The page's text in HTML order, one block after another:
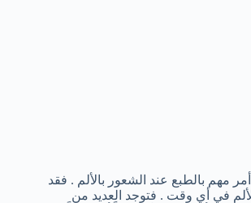
مهم بالطبع عند الشعور بالألم . فقد
في أي وقت . فتوجد العديد من